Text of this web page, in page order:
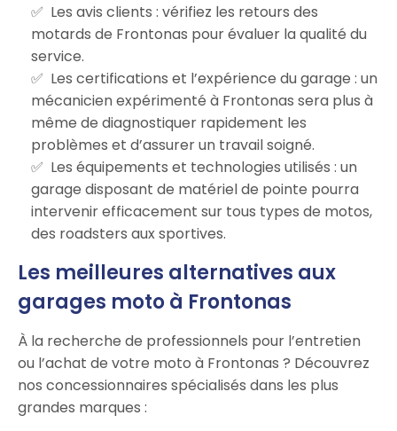
Les avis clients : vérifiez les retours des
motards de Frontonas pour évaluer la qualité du
service.
Les certifications et l’expérience du garage : un
mécanicien expérimenté à Frontonas sera plus à
même de diagnostiquer rapidement les
problèmes et d’assurer un travail soigné.
Les équipements et technologies utilisés : un
garage disposant de matériel de pointe pourra
intervenir efficacement sur tous types de motos,
des roadsters aux sportives.
Les meilleures alternatives aux
garages moto à Frontonas
À la recherche de professionnels pour l’entretien
ou l’achat de votre moto à Frontonas ? Découvrez
nos concessionnaires spécialisés dans les plus
grandes marques :